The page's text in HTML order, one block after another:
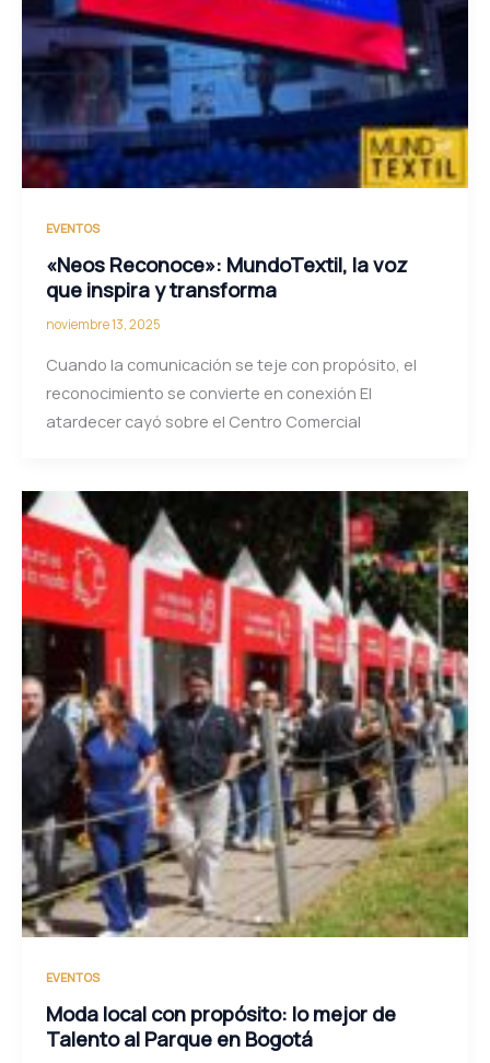
EVENTOS
«Neos Reconoce»: MundoTextil, la voz
que inspira y transforma
noviembre 13, 2025
Cuando la comunicación se teje con propósito, el
reconocimiento se convierte en conexión El
atardecer cayó sobre el Centro Comercial
EVENTOS
Moda local con propósito: lo mejor de
Talento al Parque en Bogotá